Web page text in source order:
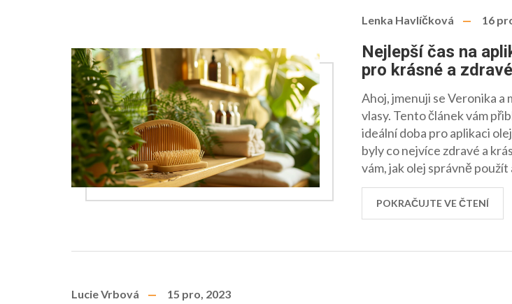
Lenka Havlíčková 16
Nejlepší čas na
pro krásné a
Ahoj, jmenuji se Veronika a
vlasy. Tento článek vám
ideální doba pro aplikaci
byly co nejvíce zdravé a
vám, jak olej správně použít
oleje se hodí pro různé typy
se, proč je důležitá
správné načasování může
si ujít moje tipy a triky, jak
POKRAČUJTE VE ČTENÍ
Lucie Vrbová 15 pro, 2023